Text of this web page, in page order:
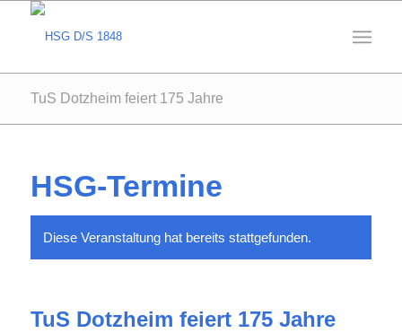
TuS Dotzheim feiert 175 Jahre
HSG-Termine
Diese Veranstaltung hat bereits stattgefunden.
TuS Dotzheim feiert 175 Jahre